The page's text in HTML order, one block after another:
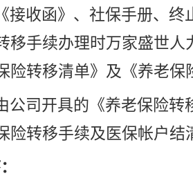
接收函》、社保手册、终
移手续办理时万家盛世人
险转移清单》及《养老保
公司开具的《养老保险转
险转移手续及医保帐户结